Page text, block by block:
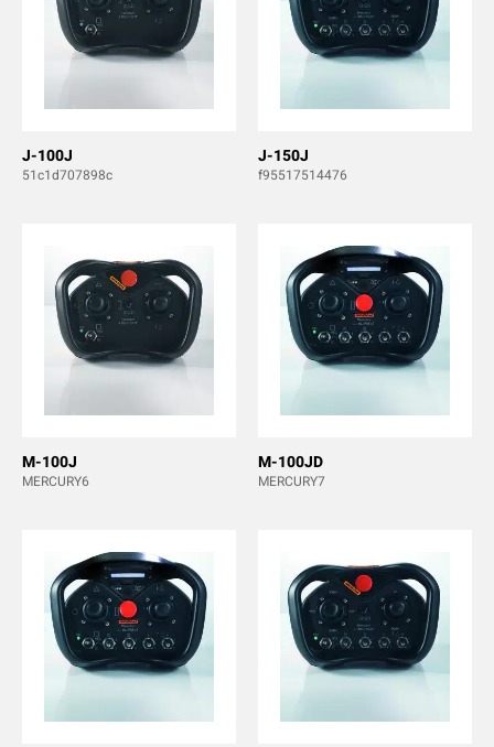
J-100J
51c1d707898c
J-150J
f95517514476
M-100J
MERCURY6
M-100JD
MERCURY7